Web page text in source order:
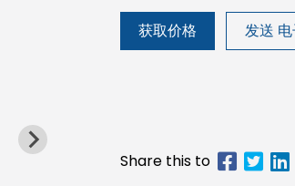
获取价格 发送